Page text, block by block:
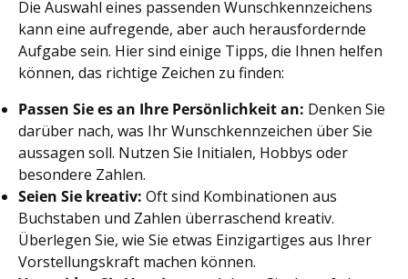
Die Auswahl eines passenden Wunschkennzeichens
kann eine aufregende, aber auch herausfordernde
Aufgabe sein. Hier sind einige Tipps, die Ihnen helfen
können, das richtige Zeichen zu finden:
Passen Sie es an Ihre Persönlichkeit an: Denken Sie
darüber nach, was Ihr Wunschkennzeichen über Sie
aussagen soll. Nutzen Sie Initialen, Hobbys oder
besondere Zahlen.
Seien Sie kreativ: Oft sind Kombinationen aus
Buchstaben und Zahlen überraschend kreativ.
Überlegen Sie, wie Sie etwas Einzigartiges aus Ihrer
Vorstellungskraft machen können.